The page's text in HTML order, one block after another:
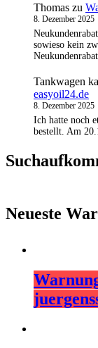
Thomas zu
8. Dezember 2025
sowieso kein
Tankwagen
easyoil24.de
8. Dezember 2025
Ich hatte noch
bestellt. Am
Neueste